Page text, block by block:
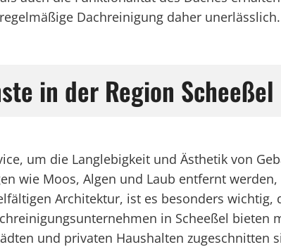
Dachreinigung daher unerlässlich.
in der Region Scheeßel
um die Langlebigkeit und Ästhetik von
wie Moos, Algen und Laub entfernt
Architektur, ist es besonders
in Scheeßel bieten
und privaten Haushalten zugeschnitten